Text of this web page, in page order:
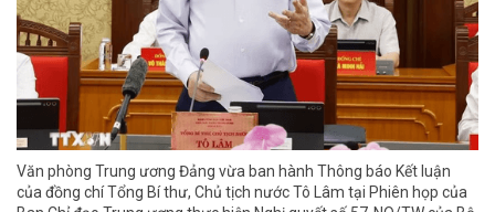
Văn phòng Trung ương Đảng vừa ban hành Thông báo Kết luận
của đồng chí Tổng Bí thư, Chủ tịch nước Tô Lâm tại Phiên họp của